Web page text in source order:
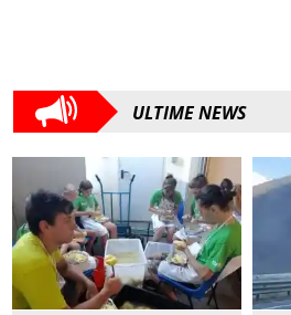
ULTIME NEWS